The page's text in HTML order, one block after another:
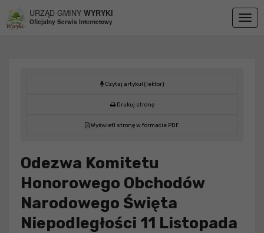
URZĄD GMINY WYRYKI
Oficjalny Serwis Internetowy
Czytaj artykuł (lektor)
Drukuj stronę
Wyświetl stronę w formacie PDF
Odezwa Komitetu
Honorowego Obchodów
Narodowego Święta
Niepodległości 11 Listopada